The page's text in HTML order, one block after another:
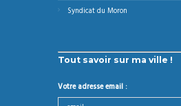
Syndicat du Moron
Tout savoir sur ma ville !
Votre adresse email :